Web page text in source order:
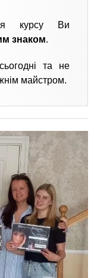
курсу Ви
знаком.
та не
майстром.